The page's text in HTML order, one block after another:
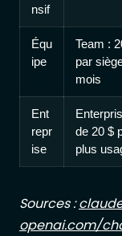
nsif
Équ
ipe
Team :
par
mois
Ent
repr
ise
de 20 $
plus
Sources :
openai.com/